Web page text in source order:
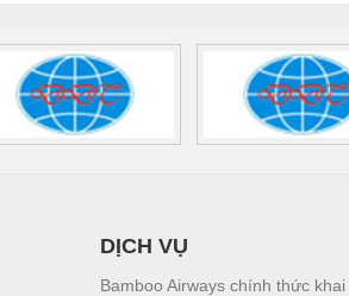
DỊCH VỤ
Bamboo Airways chính thức